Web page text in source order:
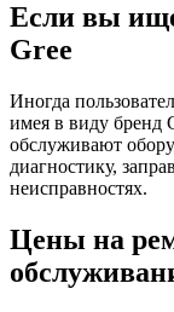
Если вы
Gree
Иногда
имея в виду бренд
обслуживают
диагностику,
неисправностях.
Цены на